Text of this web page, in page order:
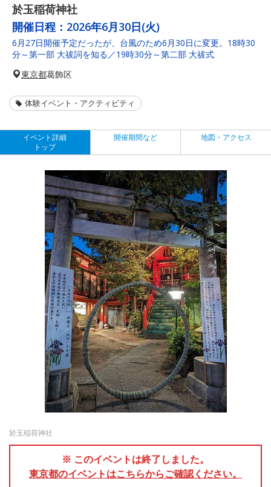
於玉稲荷神社
開催日程： 2026年6月30日(火)
6月27日開催予定だったが、台風のため6月30日に変更。18時30
分～第一部 大祓詞を知る／19時30分～第二部 大祓式
東京都葛飾区
体験イベント・アクティビティ
イベント詳細
トップ
開催期間など 地図・アクセス
於玉稲荷神社
※ このイベントは終了しました。
東京都のイベントはこちらからご確認ください。